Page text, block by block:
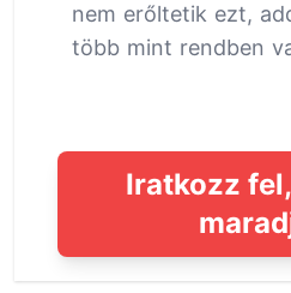
nem erőltetik ezt,
több mint rendben
Iratkozz